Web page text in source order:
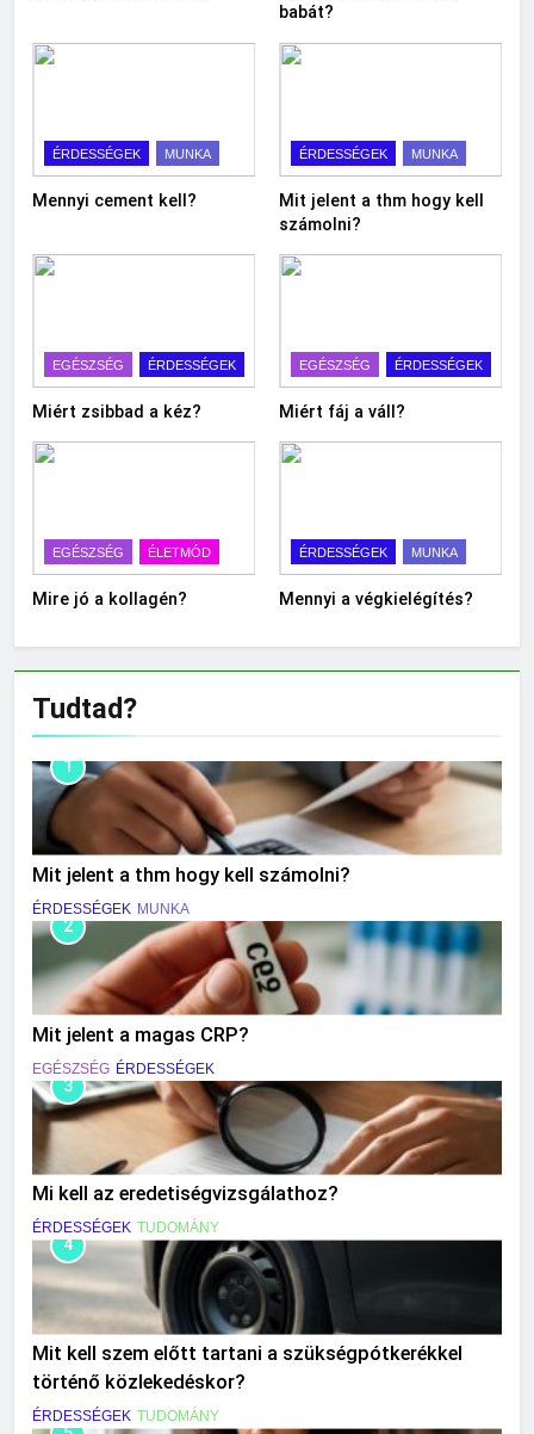
babát?
ÉRDESSÉGEK MUNKA
Mennyi cement kell?
ÉRDESSÉGEK MUNKA
Mit jelent a thm hogy kell
számolni?
EGÉSZSÉG ÉRDESSÉGEK
Miért zsibbad a kéz?
EGÉSZSÉG ÉRDESSÉGEK
Miért fáj a váll?
EGÉSZSÉG ÉLETMÓD
Mire jó a kollagén?
ÉRDESSÉGEK MUNKA
Mennyi a végkielégítés?
Tudtad?
1
Mit jelent a thm hogy kell számolni?
ÉRDESSÉGEK MUNKA
2
Mit jelent a magas CRP?
EGÉSZSÉG ÉRDESSÉGEK
3
Mi kell az eredetiségvizsgálathoz?
ÉRDESSÉGEK TUDOMÁNY
4
Mit kell szem előtt tartani a szükségpótkerékkel
történő közlekedéskor?
ÉRDESSÉGEK TUDOMÁNY